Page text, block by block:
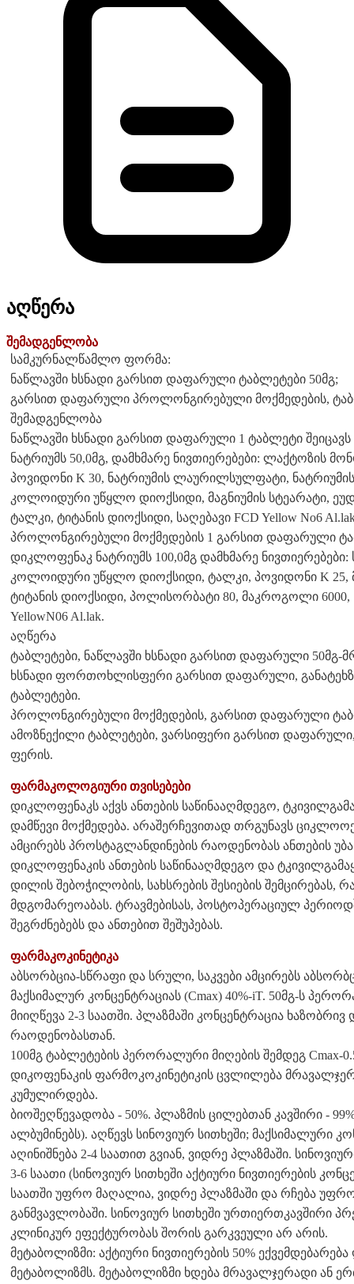
აღწერა
შემადგენლობა
სამკურნალწამლო ფორმა:
ნაწლავში ხსნადი გარსით დაფარული ტაბლეტები 50მგ;
გარსით დაფარული პროლონგირებული მოქმედების,
შემადგენლობა
ნაწლავში ხსნადი გარსით დაფარული 1 ტაბლეტი
ნატრიუმს 50,0მგ, დამხმარე ნივთიერებები: ლაქტოზის
პოვიდონი K 30, ნატრიუმის ლაურილსულფატი,
კოლოიდური უწყლო დიოქსიდი, მაგნიუმის სტეარატი,
ტალკი, ტიტანის დიოქსიდი, საღებავი FCD Yellow No6
პროლონგირებული მოქმედების 1 გარსით დაფარული
დიკლოფენაკ ნატრიუმს 100,0მგ დამხმარე
კოლოიდური უწყლო დიოქსიდი, ტალკი, პოვიდონი K 25,
ტიტანის დიოქსიდი, პოლისორბატი 80, მაკროგოლი 6000,
YellowN06 Al.lak.
აღწერა
ტაბლეტები, ნაწლავში ხსნადი გარსით დაფარული 50მგ-
ხსნადი ფორთოხლისფერი გარსით დაფარული,
ტაბლეტები.
პროლონგირებული მოქმედების, გარსით დაფარული
ამოზნექილი ტაბლეტები, ვარსიფერი გარსით
ფერის.
ფარმაკოლოგიური თვისებები
დიკლოფენაკს აქვს ანთების საწინააღმდეგო,
დამწევი მოქმედება. არაშერჩევითად თრგუნავს
ამცირებს პროსტაგლანდინების რაოდენობას ანთების
დიკლოფენაკის ანთების საწინააღმდეგო და
დილის შებოჭილობის, სახსრების შესიების შემცირებას,
მდგომარეოაბას. ტრავმებისას, პოსტოპერაციულ
შეგრძნებებს და ანთებით შეშუპებას.
ფარმაკოკინეტიკა
აბსორბცია-სწრაფი და სრული, საკვები ამცირებს
მაქსიმალურ კონცენტრაციას (Cmax) 40%-iT. 50მგ-ს
მიიღწევა 2-3 საათში. პლაზმაში კონცენტრაცია
რაოდენობასთან.
100მგ ტაბლეტების პერორალური მიღების შემდეგ Cmax-
დიკოფენაკის ფარმოკოკინეტიკის ცვლილება
კუმულირდება.
ბიოშეღწევადობა - 50%. პლაზმის ცილებთან კავშირი -
ალბუმინებს). აღწევს სინოვიურ სითხეში; მაქსიმალური
აღინიშნება 2-4 საათით გვიან, ვიდრე პლაზმაში.
3-6 საათი (სინოვიურ სითხეში აქტიური ნივთიერების
საათში უფრო მაღალია, ვიდრე პლაზმაში და რჩება
განმვავლობაში. სინოვიურ სითხეში ურთიერთკავშირი
კლინიკურ ეფექტურობას შორის გარკვეული არ არის.
მეტაბოლიზმი: აქტიური ნივთიერების 50%
მეტაბოლიზმს. მეტაბოლიზმი ხდება მრავალჯერადი ან